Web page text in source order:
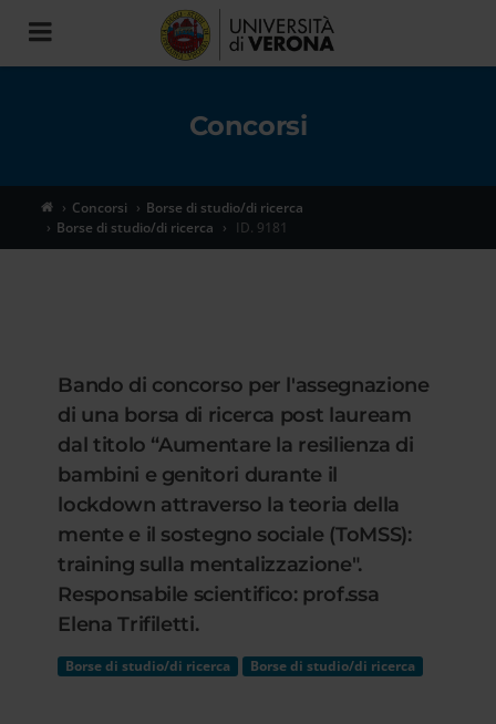
Toggle
navigation
Concorsi
Concorsi
Borse di studio/di ricerca
Borse di studio/di ricerca
ID. 9181
Bando di concorso per l'assegnazione
di una borsa di ricerca post lauream
dal titolo “Aumentare la resilienza di
bambini e genitori durante il
lockdown attraverso la teoria della
mente e il sostegno sociale (ToMSS):
training sulla mentalizzazione".
Responsabile scientifico: prof.ssa
Elena Trifiletti.
Borse di studio/di ricerca Borse di studio/di ricerca